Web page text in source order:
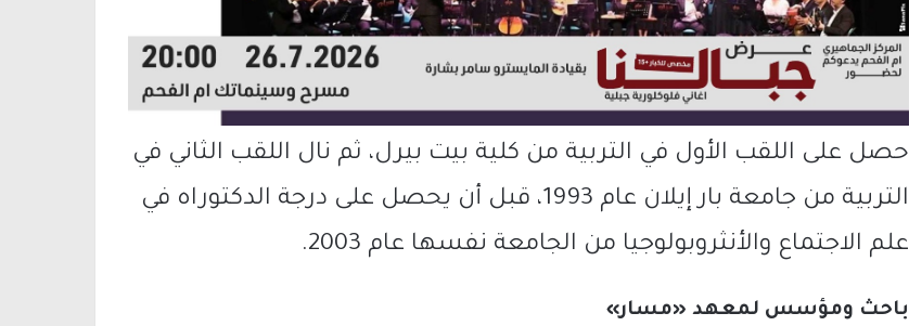
حصل على اللقب الأول في التربية من كلية بيت بيرل، ثم نال اللقب الثاني في
التربية من جامعة بار إيلان
عام 1993، قبل أن يحصل على درجة الدكتوراه في
علم الاجتماع والأنثروبولوجيا من الجامعة نفسها عام 2003.
باحث ومؤسس لمعهد «مسار»